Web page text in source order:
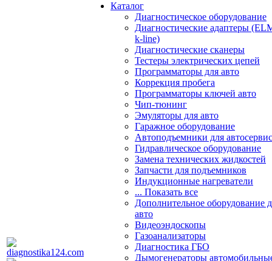
Каталог
Диагностическое оборудование
Диагностические адаптеры
k-line)
Диагностические сканеры
Тестеры электрических цепей
Программаторы для авто
Коррекция пробега
Программаторы ключей авто
Чип-тюнинг
Эмуляторы для авто
Гаражное оборудование
Автоподъемники для
Гидравлическое оборудование
Замена технических жидкостей
Запчасти для подъемников
Индукционные нагреватели
... Показать все
Дополнительное оборудование
авто
Видеоэндоскопы
Газоанализаторы
Диагностика ГБО
Дымогенераторы